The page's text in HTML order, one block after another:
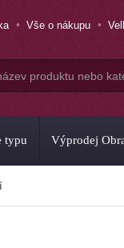
Vše o nákupu
typu Výprodej